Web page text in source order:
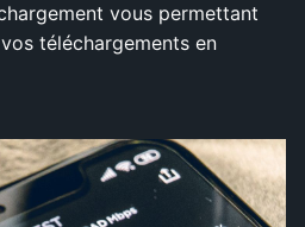
vous permettant
téléchargements en